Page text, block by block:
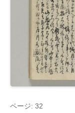
ページ: 32